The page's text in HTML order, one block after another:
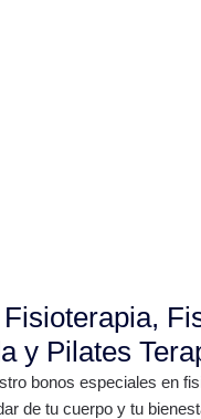
y Pilates
bonos especiales en
de tu cuerpo y tu